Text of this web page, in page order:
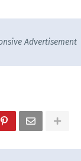
Advertisement